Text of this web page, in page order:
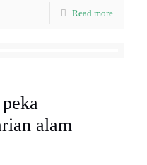
Read more
alam